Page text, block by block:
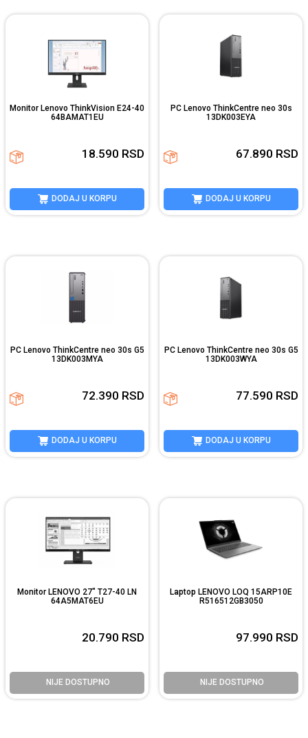
Monitor Lenovo ThinkVision E24-40
64BAMAT1EU
18.590 RSD
DODAJ U KORPU
PC Lenovo ThinkCentre neo 30s
13DK003EYA
67.890 RSD
DODAJ U KORPU
PC Lenovo ThinkCentre neo 30s G5
13DK003MYA
72.390 RSD
DODAJ U KORPU
PC Lenovo ThinkCentre neo 30s G5
13DK003WYA
77.590 RSD
DODAJ U KORPU
Monitor LENOVO 27" T27-40 LN
64A5MAT6EU
20.790 RSD
NIJE DOSTUPNO
Laptop LENOVO LOQ 15ARP10E
R516512GB3050
97.990 RSD
NIJE DOSTUPNO